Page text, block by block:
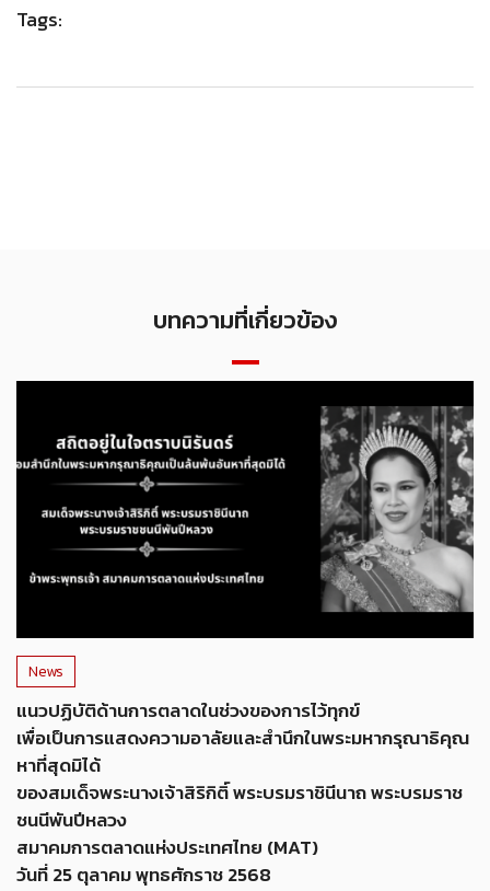
Tags:
บทความที่เกี่ยวข้อง
News
แนวปฏิบัติด้านการตลาดในช่วงของการไว้ทุกข์
เพื่อเป็นการแสดงความอาลัยและสำนึกในพระมหากรุณาธิคุณ
หาที่สุดมิได้
ของสมเด็จพระนางเจ้าสิริกิติ์ พระบรมราชินีนาถ พระบรมราช
ชนนีพันปีหลวง
สมาคมการตลาดแห่งประเทศไทย (MAT)
วันที่ 25 ตุลาคม พุทธศักราช 2568